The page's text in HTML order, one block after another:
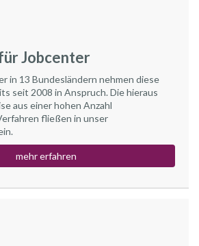
Jobcenter
in 13 Bundesländern nehmen diese
seit 2008 in Anspruch. Die hieraus
aus einer hohen Anzahl
fließen in unser
mehr erfahren